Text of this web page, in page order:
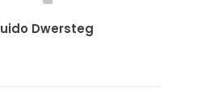
Dwersteg